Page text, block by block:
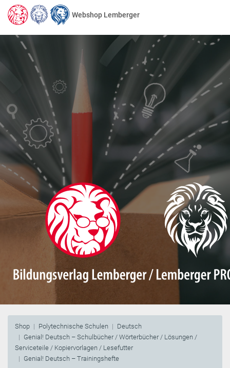
Webshop Lemberger
Shop Polytechnische Schulen
Deutsch
Genial! Deutsch – Schulbücher / Wörterbücher / Lösungen /
Serviceteile / Kopiervorlagen / Lesefutter
Genial! Deutsch – Trainingshefte